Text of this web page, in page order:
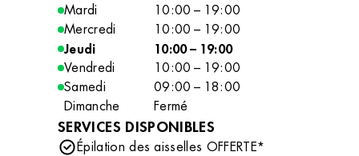
Mardi
10:00 – 19:00
Mercredi
10:00 – 19:00
Jeudi
10:00 – 19:00
Vendredi
10:00 – 19:00
Samedi
09:00 – 18:00
Dimanche
Fermé
SERVICES DISPONIBLES
Épilation des aisselles OFFERTE*